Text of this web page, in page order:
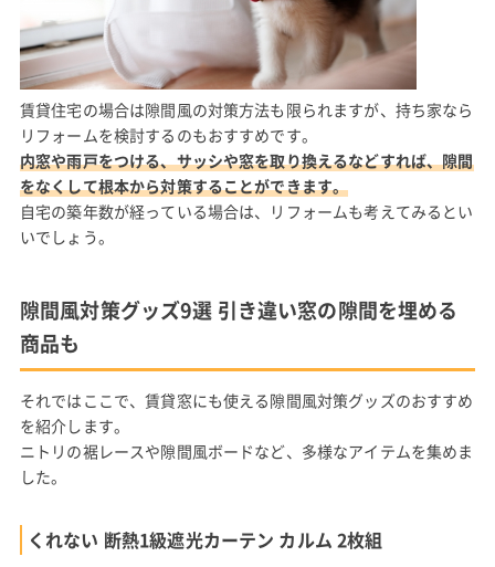
賃貸住宅の場合は隙間風の対策方法も限られますが、持ち家なら
リフォームを検討するのもおすすめです。
内窓や雨戸をつける、サッシや窓を取り換えるなどすれば、隙間
をなくして根本から対策することができます。
自宅の築年数が経っている場合は、リフォームも考えてみるとい
いでしょう。
隙間風対策グッズ9選 引き違い窓の隙間を埋める
商品も
それではここで、賃貸窓にも使える隙間風対策グッズのおすすめ
を紹介します。
ニトリの裾レースや隙間風ボードなど、多様なアイテムを集めま
した。
くれない 断熱1級遮光カーテン カルム 2枚組